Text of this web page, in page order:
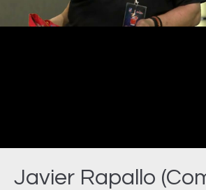
Javier Rapallo